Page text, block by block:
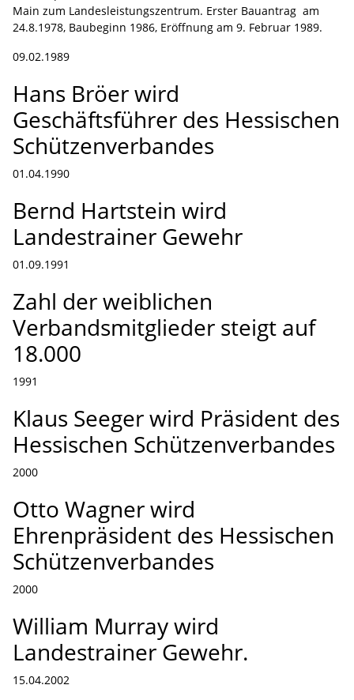
Main zum Landesleistungszentrum. Erster Bauantrag am
24.8.1978, Baubeginn 1986, Eröffnung am 9. Februar 1989.
09.02.1989
Hans Bröer wird
Geschäftsführer des Hessischen
Schützenverbandes
01.04.1990
Bernd Hartstein wird
Landestrainer Gewehr
01.09.1991
Zahl der weiblichen
Verbandsmitglieder steigt auf
18.000
1991
Klaus Seeger wird Präsident des
Hessischen Schützenverbandes
2000
Otto Wagner wird
Ehrenpräsident des Hessischen
Schützenverbandes
2000
William Murray wird
Landestrainer Gewehr.
15.04.2002